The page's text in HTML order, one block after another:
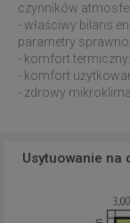
czynników
- właściwy bilans
parametry
- komfort
- komfort
- zdrowy
Usytuowanie na